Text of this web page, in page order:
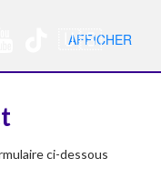
🇺🇸 Nav
ci-dessous
AFFICHER